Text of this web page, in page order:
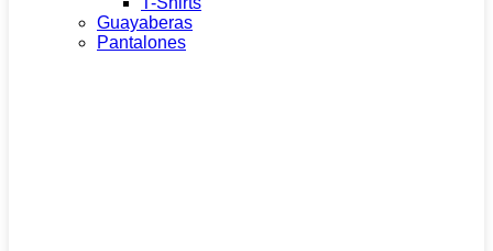
Guayaberas
Pantalones